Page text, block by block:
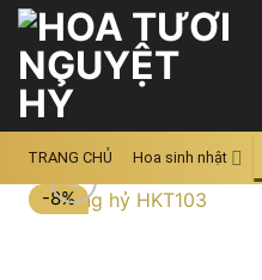
Skip
content
TRANG CHỦ Hoa sinh nhật
-8%